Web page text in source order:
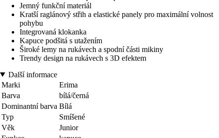
Jemný funkční materiál
Kratší raglánový střih a elastické panely pro maximální volnost
pohybu
Integrovaná klokanka
Kapuce podšitá s utažením
Široké lemy na rukávech a spodní části mikiny
Trendy design na rukávech s 3D efektem
Další informace
Marki
Erima
Barva
bílá/černá
Dominantní barva Bílá
Typ
Smíšené
Věk
Junior